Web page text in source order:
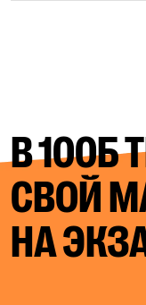
В 100Б
СВОЙ
НА